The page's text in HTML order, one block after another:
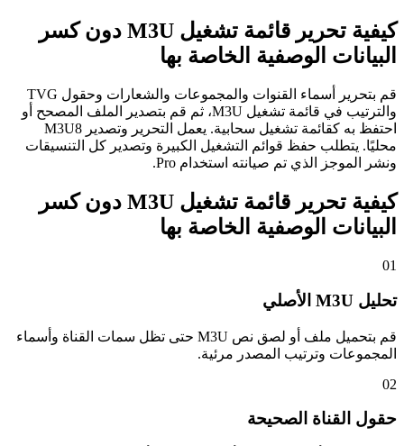
كيفية تحرير قائمة تشغيل M3U دون كسر
البيانات الوصفية الخاصة بها
قم بتحرير أسماء القنوات والمجموعات والشعارات وحقول TVG
والترتيب في قائمة تشغيل M3U، ثم قم بتصدير الملف المصحح أو
احتفظ به كقائمة تشغيل سحابية. يعمل التحرير وتصدير M3U8
محليًا. يتطلب حفظ قوائم التشغيل الكبيرة وتصدير كل التنسيقات
ونشر الموجز الذي تم صيانته استخدام Pro.
كيفية تحرير قائمة تشغيل M3U دون كسر
البيانات الوصفية الخاصة بها
01
تحليل M3U الأصلي
قم بتحميل ملف أو لصق نص M3U حتى تظل سمات القناة وأسماء
المجموعات وترتيب المصدر مرئية.
02
حقول القناة الصحيحة